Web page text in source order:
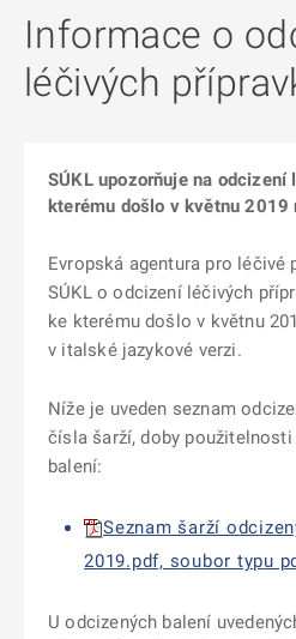
Informace o
léčivých
SÚKL upozorňuje na
kterému došlo v květnu 2019
Evropská agentura pro léčivé
SÚKL o odcizení léčivých
ke kterému došlo v květnu
v italské jazykové verzi.
Níže je uveden seznam
čísla šarží, doby
balení:
Seznam šarží
2019.pdf, soubor typu
U odcizených balení